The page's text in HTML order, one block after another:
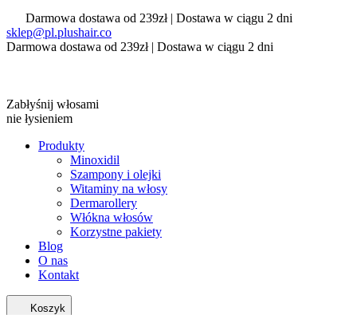
Darmowa dostawa od 239zł | Dostawa w ciągu 2 dni
sklep@pl.plushair.co
Darmowa dostawa od 239zł | Dostawa w ciągu 2 dni
Zabłyśnij włosami
nie łysieniem
Produkty
Minoxidil
Szampony i olejki
Witaminy na włosy
Dermarollery
Włókna włosów
Korzystne pakiety
Blog
O nas
Kontakt
Koszyk